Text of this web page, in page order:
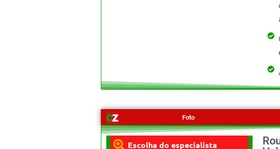
Foto
Escolha do especialista